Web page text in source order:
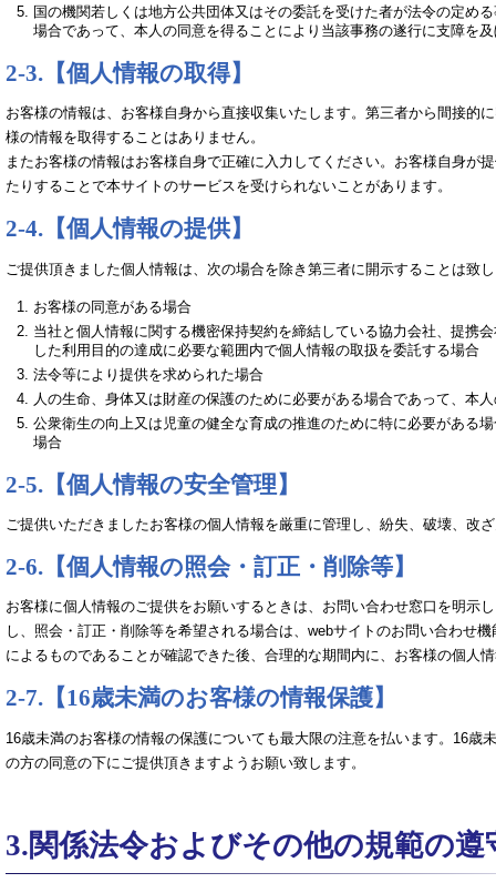
国の機関若しくは地方公共団体又はその委託を受けた者が法令の定め
場合であって、本人の同意を得ることにより当該事務の遂行に支障を
2-3.【個人情報の取得】
お客様の情報は、お客様自身から直接収集いたします。第三者から間接的
様の情報を取得することはありません。
またお客様の情報はお客様自身で正確に入力してください。お客様自身が
たりすることで本サイトのサービスを受けられないことがあります。
2-4.【個人情報の提供】
ご提供頂きました個人情報は、次の場合を除き第三者に開示することは致
お客様の同意がある場合
当社と個人情報に関する機密保持契約を締結している協力会社、提携
した利用目的の達成に必要な範囲内で個人情報の取扱を委託する場合
法令等により提供を求められた場合
人の生命、身体又は財産の保護のために必要がある場合であって、本
公衆衛生の向上又は児童の健全な育成の推進のために特に必要がある
場合
2-5.【個人情報の安全管理】
ご提供いただきましたお客様の個人情報を厳重に管理し、紛失、破壊、改
2-6.【個人情報の照会・訂正・削除等】
お客様に個人情報のご提供をお願いするときは、お問い合わせ窓口を明示
し、照会・訂正・削除等を希望される場合は、webサイトのお問い合わせ
によるものであることが確認できた後、合理的な期間内に、お客様の個人
2-7.【16歳未満のお客様の情報保護】
16歳未満のお客様の情報の保護についても最大限の注意を払います。16歳
の方の同意の下にご提供頂きますようお願い致します。
3.関係法令およびその他の規範の遵